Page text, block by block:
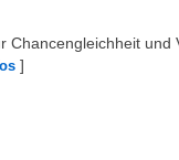
und
]